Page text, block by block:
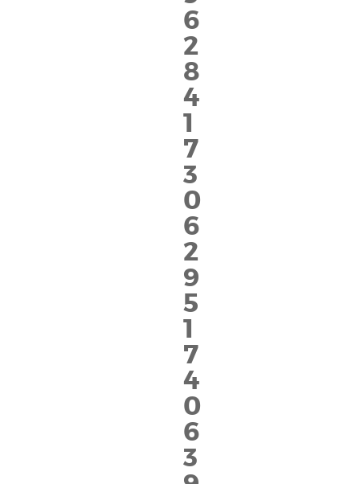
6
2
8
4
1
7
3
0
6
2
9
5
1
7
4
0
6
3